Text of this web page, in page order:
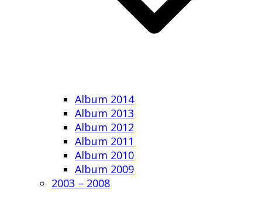
Album 2014
Album 2013
Album 2012
Album 2011
Album 2010
Album 2009
2003 – 2008